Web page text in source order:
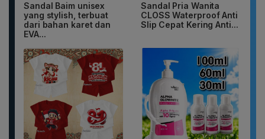
Sandal Baim unisex
yang stylish, terbuat
dari bahan karet dan
EVA...
Sandal Pria Wanita
CLOSS Waterproof Anti
Slip Cepat Kering Anti...